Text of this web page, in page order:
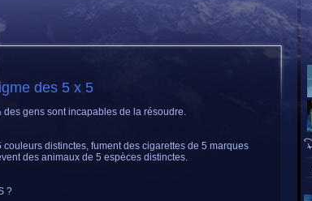
des 5 x 5
gens sont incapables de la résoudre.
distinctes, fument des cigarettes de 5 marques
des animaux de 5 espèces distinctes.
?